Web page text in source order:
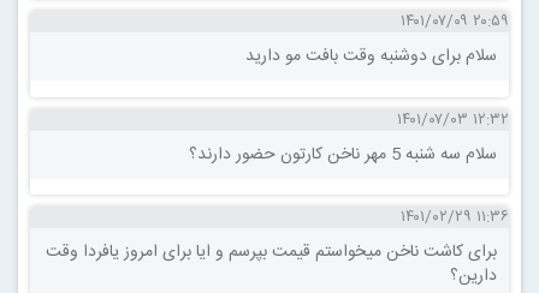
۲۰:۵۹ ۱۴۰۱/۰۷/۰۹
سلام برای دوشنبه وقت بافت مو دارید
۱۲:۳۲ ۱۴۰۱/۰۷/۰۳
سلام سه شنبه 5 مهر ناخن کارتون حضور دارند؟
۱۱:۳۶ ۱۴۰۱/۰۲/۲۹
برای کاشت ناخن میخواستم قیمت بپرسم و ایا برای امروز ‌یافردا وقت
دارین؟